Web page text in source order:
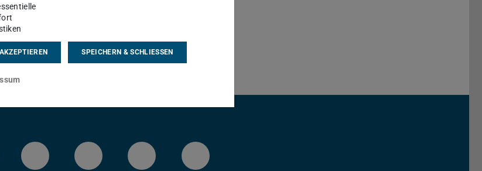
wird in dieser Zeit nicht
am Jabberclienten ist nach
Seite der TU Darmstadt
Instagram-Kanal der TU Darmstadt
Bluesky-Kanal der TU Darmstadt
Facebook-Seite der TU Darmstadt
YouTube-Kanal der TU Darmstadt
SPEICHERN & SCHLIESSEN